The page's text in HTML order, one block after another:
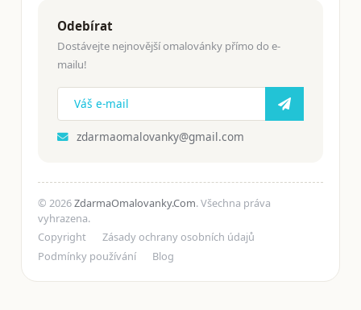
Odebírat
Dostávejte nejnovější omalovánky přímo do e-
mailu!
zdarmaomalovanky@gmail.com
© 2026ZdarmaOmalovanky.Com. Všechna práva
vyhrazena.
Copyright
Zásady ochrany osobních údajů
Podmínky používání
Blog